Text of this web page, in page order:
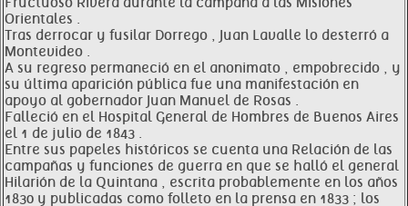
Orientales .
Tras derrocar y fusilar Dorrego , Juan Lavalle lo desterró a
Montevideo .
A su regreso permaneció en el anonimato , empobrecido , y
su última aparición pública fue una manifestación en
apoyo al gobernador Juan Manuel de Rosas .
Falleció en el Hospital General de Hombres de Buenos Aires
el 1 de julio de 1843 .
Entre sus papeles históricos se cuenta una Relación de las
campañas y funciones de guerra en que se halló el general
Hilarión de la Quintana , escrita probablemente en los años
1830 y publicadas como folleto en la prensa en 1833 ; los